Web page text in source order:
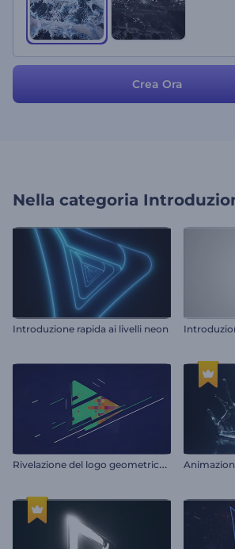
Crea Ora
Nella categoria
Introduzione rapida ai livelli neon
R
ivelazione del logo geometrico piatto